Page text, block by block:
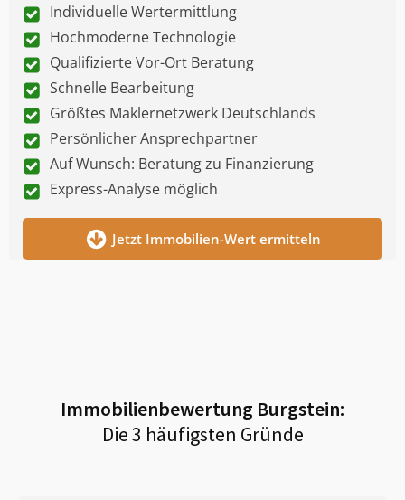
Individuelle Wertermittlung
Hochmoderne Technologie
Qualifizierte Vor-Ort Beratung
Schnelle Bearbeitung
Größtes Maklernetzwerk Deutschlands
Persönlicher Ansprechpartner
Auf Wunsch: Beratung zu Finanzierung
Express-Analyse möglich
Jetzt Immobilien-Wert ermitteln
Immobilienbewertung Burgstein:
Die 3 häufigsten Gründe